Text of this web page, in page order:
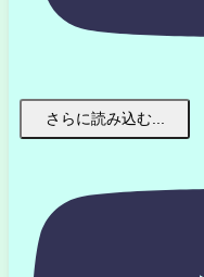
さらに読み込む...